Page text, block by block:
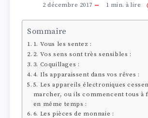
2 décembre 2017 1 min. à lire
Sommaire
1. Vous les sentez :
2. Vos sens sont très sensibles :
3. Coquillages :
4. Ils apparaissent dans vos rêves :
5. Les appareils électroniques
marcher, ou ils commencent tous à
en même temps :
6. Les pièces de monnaie :